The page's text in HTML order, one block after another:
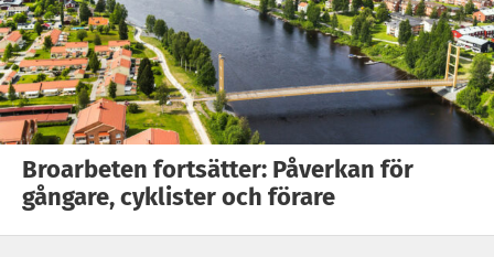
Broarbeten fortsätter: Påverkan för
gångare, cyklister och förare